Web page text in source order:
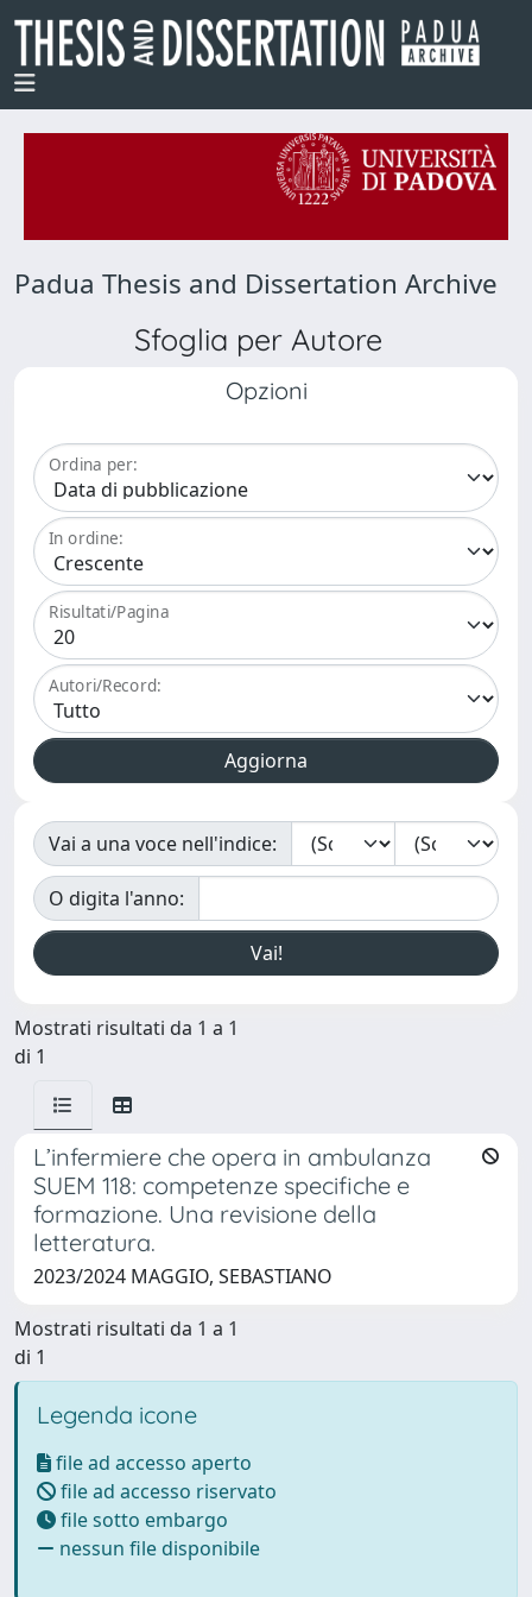
Padua Thesis and Dissertation Archive
Sfoglia per Autore
Opzioni
Ordina per:
In ordine:
Risultati/Pagina
Autori/Record:
Vai a una voce nell'indice:
O digita l'anno:
Mostrati risultati da 1 a 1
di 1
L’infermiere che opera in ambulanza
SUEM 118: competenze specifiche e
formazione. Una revisione della
letteratura.
2023/2024 MAGGIO, SEBASTIANO
Mostrati risultati da 1 a 1
di 1
Legenda icone
file ad accesso aperto
file ad accesso riservato
file sotto embargo
nessun file disponibile